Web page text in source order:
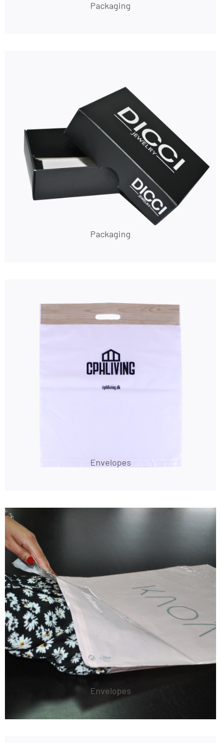
Packaging
Packaging
Envelopes
Envelopes